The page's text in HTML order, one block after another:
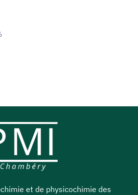
et de physicochimie des